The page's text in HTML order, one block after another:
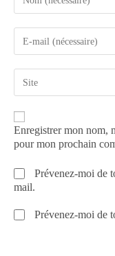
Enregistrer mon nom,
pour mon prochain
Prévenez-moi de
mail.
Prévenez-moi de